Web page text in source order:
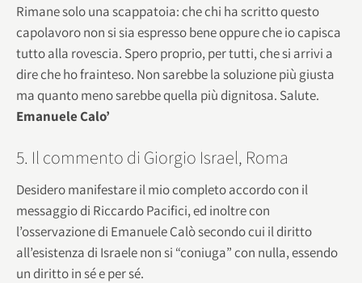
Rimane solo una scappatoia: che chi ha scritto questo
capolavoro non si sia espresso bene oppure che io capisca
tutto alla rovescia. Spero proprio, per tutti, che si arrivi a
dire che ho frainteso. Non sarebbe la soluzione più giusta
ma quanto meno sarebbe quella più dignitosa. Salute.
Emanuele Calo’
5. Il commento di Giorgio Israel, Roma
Desidero manifestare il mio completo accordo con il
messaggio di Riccardo Pacifici, ed inoltre con
l’osservazione di Emanuele Calò secondo cui il diritto
all’esistenza di Israele non si “coniuga” con nulla, essendo
un diritto in sé e per sé.